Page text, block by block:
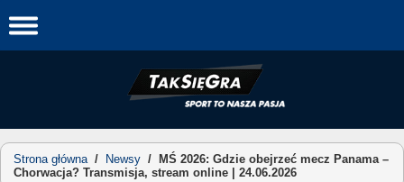
to
Strona główna/ Newsy /
MŚ 2026: Gdzie obejrzeć mecz Panama –
Chorwacja? Transmisja, stream online | 24.06.2026